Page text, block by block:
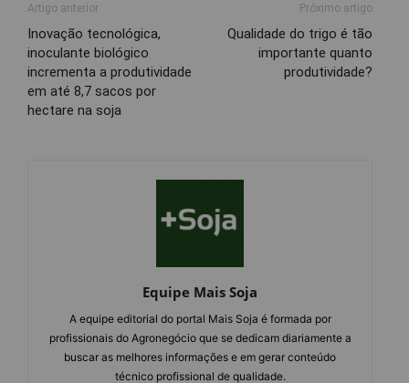
Artigo anterior
Inovação tecnológica,
inoculante biológico
incrementa a produtividade
em até 8,7 sacos por
hectare na soja
Próximo artigo
Qualidade do trigo é tão
importante quanto
produtividade?
Equipe Mais Soja
A equipe editorial do portal Mais Soja é formada por
profissionais do Agronegócio que se dedicam diariamente a
buscar as melhores informações e em gerar conteúdo
técnico profissional de qualidade.